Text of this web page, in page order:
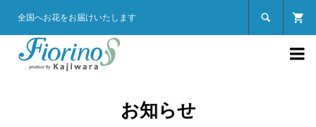
全国へお花をお届けいたします 

お知らせ